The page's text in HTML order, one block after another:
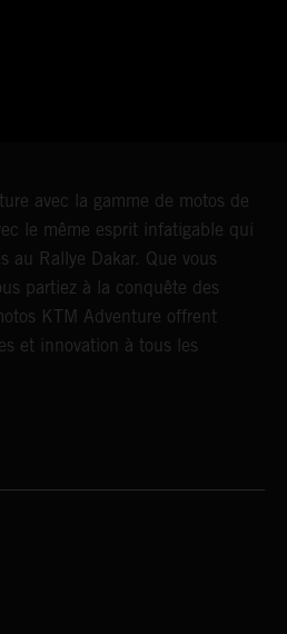
avec la gamme de motos de
le même esprit infatigable qui
au Rallye Dakar. Que vous
partiez à la conquête des
KTM Adventure offrent
et innovation à tous les